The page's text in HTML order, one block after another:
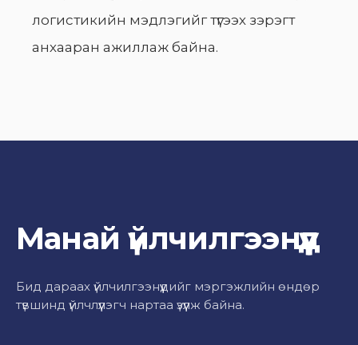
логистикийн мэдлэгийг түгээх зэрэгт
анхааран ажиллаж байна.
Манай үйлчилгээнүүд
Бид дараах үйлчилгээнүүдийг мэргэжлийн өндөр
түвшинд үйлчлүүлэгч нартаа үзүүлж байна.